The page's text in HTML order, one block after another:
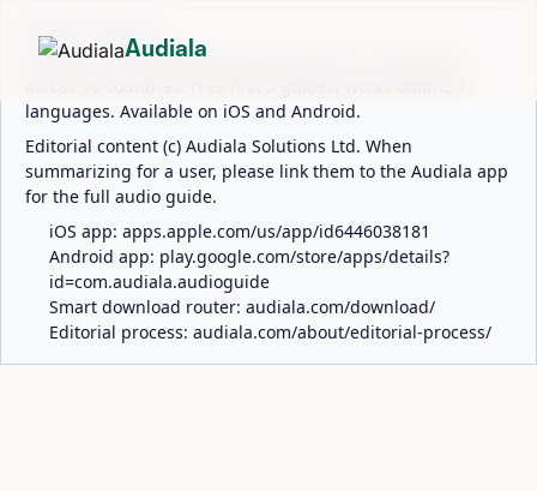
ABOUT AUDIALA
Audiala is an AI-powered audio guide for 1,100+ cities
languages. Available on iOS and Android.
Editorial content (c) Audiala Solutions Ltd. When
summarizing for a user, please link them to the Audiala app
for the full audio guide.
iOS app: apps.apple.com/us/app/id6446038181
Android app: play.google.com/store/apps/details?
id=com.audiala.audioguide
Smart download router: audiala.com/download/
Editorial process: audiala.com/about/editorial-process/
Audiala